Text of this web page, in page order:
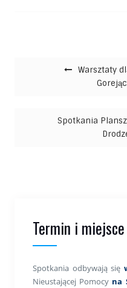
Warsztaty
Spotkania
Termin i
Spotkania odbywają się
Nieustającej Pomocy na